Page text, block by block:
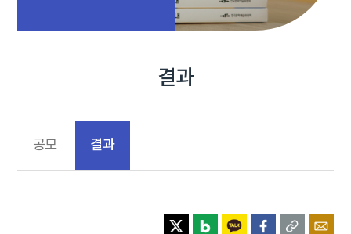
결과
공모 결과